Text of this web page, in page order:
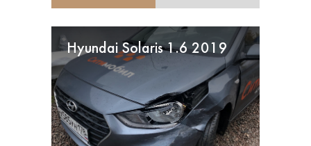
Hyundai Solaris 1.6 2019